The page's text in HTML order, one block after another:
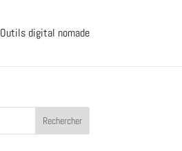
Outils digital nomade
Rechercher